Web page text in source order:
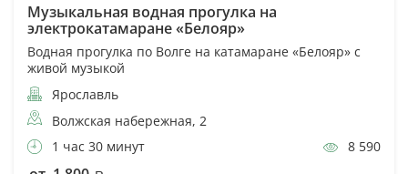
Музыкальная водная прогулка на
электрокатамаране «Белояр»
Водная прогулка по Волге на катамаране «Белояр» с
живой музыкой
Ярославль
Волжская набережная, 2
1 час 30 минут
8 590